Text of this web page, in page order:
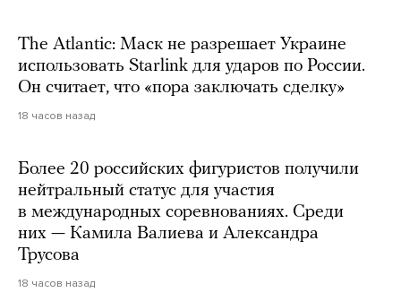
The Atlantic: Маск не разрешает Украине
использовать Starlink для ударов по России.
Он считает, что «пора заключать сделку»
18 часов назад
Более 20 российских фигуристов получили
нейтральный статус для участия
в международных соревнованиях. Среди
них — Камила Валиева и Александра
Трусова
18 часов назад